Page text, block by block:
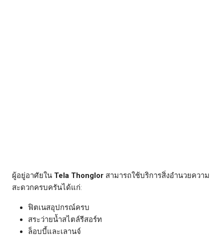
ผู้อยู่อาศัยใน Tela Thonglor สามารถใช้บริการสิ่งอำนวยความ
สะดวกครบครันได้แก่:
ฟิตเนสอุปกรณ์ครบ
สระว่ายน้ำสไตล์รีสอร์ท
ล็อบบี้และเลานจ์